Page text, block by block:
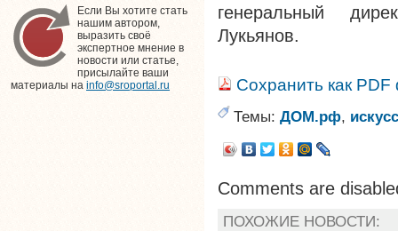
Если Вы хотите стать
нашим автором,
выразить своё
экспертное мнение в
новости или статье,
присылайте ваши
материалы на info@sroportal.ru
генеральный
Лукьянов.
Сохранить как
Темы: ДОМ.рф,
Comments are
ПОХОЖИЕ НОВОСТИ: